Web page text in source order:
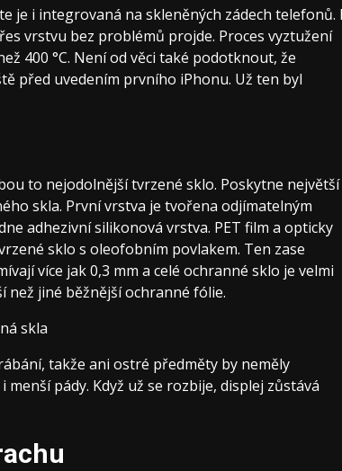
je i integrovaná na skleněných zádech telefonů.
vrstvu bez problémů projde. Proces vyztužení
400 °C. Není od věci také podotknout, že
před uvedením prvního iPhonu. Už ten byl
to nejodolnější tvrzené sklo. Poskytne největší
skla. První vrstva je tvořena odjímatelným
adhezivní silikonová vrstva. PET film a opticky
sklo s oleofobním povlakem. Ten zase
více jak 0,3 mm a celé ochranné sklo je velmi
než jiné běžnější ochranné fólie.
takže ani ostré předměty by neměly
pády. Když už se rozbije, displej zůstává